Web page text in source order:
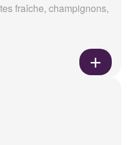
fraîche, champignons,